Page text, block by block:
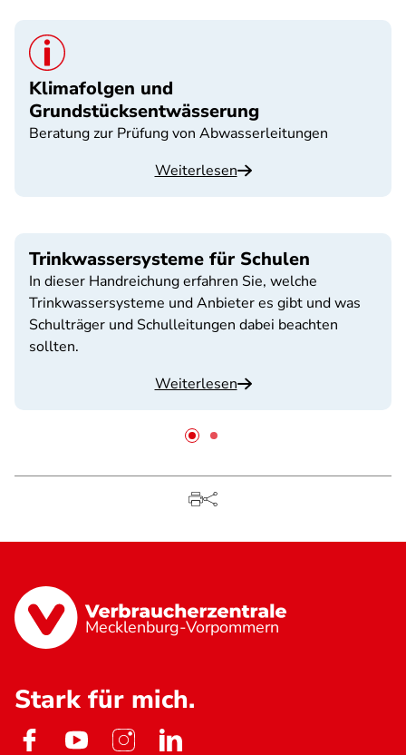
Klimafolgen und
Grundstücksentwässerung
Beratung zur Prüfung von Abwasserleitungen
Weiterlesen
Trinkwassersysteme für Schulen
In dieser Handreichung erfahren Sie, welche
Trinkwassersysteme und Anbieter es gibt und was
Schulträger und Schulleitungen dabei beachten
sollten.
Weiterlesen
Mecklenburg-Vorpommern
Stark für mich.